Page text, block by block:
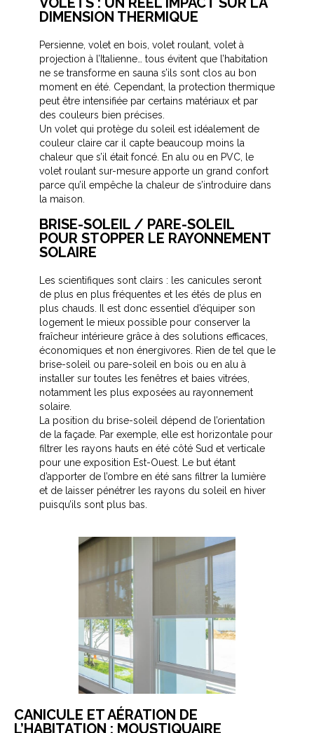
DIMENSION THERMIQUE
Persienne, volet en bois, volet roulant, volet à
projection à l’Italienne… tous évitent que l’habitation
ne se transforme en sauna s’ils sont clos au bon
moment en été. Cependant, la protection thermique
peut être intensifiée par certains matériaux et par
des couleurs bien précises.
Un volet qui protège du soleil est idéalement de
couleur claire car il capte beaucoup moins la
chaleur que s’il était foncé. En alu ou en PVC, le
volet roulant sur-mesure apporte un grand confort
parce qu’il empêche la chaleur de s’introduire dans
la maison.
BRISE-SOLEIL / PARE-SOLEIL
POUR STOPPER LE RAYONNEMENT
SOLAIRE
Les scientifiques sont clairs : les canicules seront
de plus en plus fréquentes et les étés de plus en
plus chauds. Il est donc essentiel d’équiper son
logement le mieux possible pour conserver la
fraîcheur intérieure grâce à des solutions efficaces,
économiques et non énergivores. Rien de tel que le
brise-soleil ou pare-soleil en bois ou en alu à
installer sur toutes les fenêtres et baies vitrées,
notamment les plus exposées au rayonnement
solaire.
La position du brise-soleil dépend de l’orientation
de la façade. Par exemple, elle est horizontale pour
filtrer les rayons hauts en été côté Sud et verticale
pour une exposition Est-Ouest. Le but étant
d’apporter de l’ombre en été sans filtrer la lumière
et de laisser pénétrer les rayons du soleil en hiver
puisqu’ils sont plus bas.
CANICULE ET AÉRATION DE
L’HABITATION : MOUSTIQUAIRE